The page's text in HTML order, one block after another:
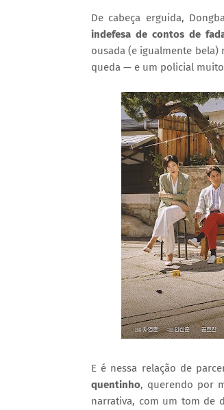
De cabeça erguida,
indefesa de contos de
ousada (e igualmente
queda — e um policial
E é nessa relação de
quentinho, querendo por
narrativa, com um tom de